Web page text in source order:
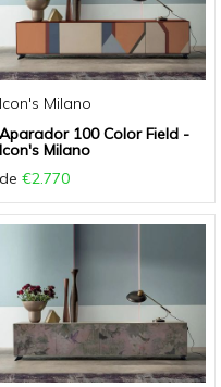
Icon's Milano
Aparador 100 Color Field -
Icon's Milano
de €2.770